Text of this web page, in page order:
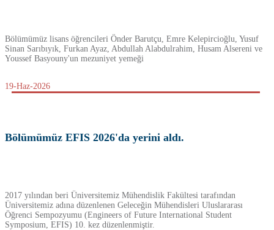
Bölümümüz lisans öğrencileri Önder Barutçu, Emre Kelepircioğlu, Yusuf
Sinan Sarıbıyık, Furkan Ayaz, Abdullah Alabdulrahim, Husam Alsereni ve
Youssef Basyouny'un mezuniyet yemeği
19-Haz-2026
Bölümümüz EFIS 2026'da yerini aldı.
2017 yılından beri Üniversitemiz Mühendislik Fakültesi tarafından
Üniversitemiz adına düzenlenen Geleceğin Mühendisleri Uluslararası
Öğrenci Sempozyumu (Engineers of Future International Student
Symposium, EFIS) 10. kez düzenlenmiştir.